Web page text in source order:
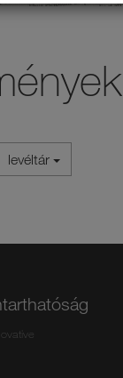
levéltár